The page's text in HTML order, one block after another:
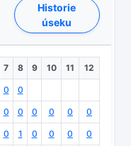
Historie
úseku
7 8 9 10 11 12
0 0
0 0 0 0 0 0
0 1 0 0 0 0